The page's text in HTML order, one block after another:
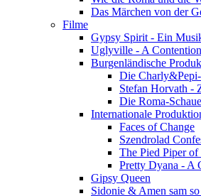
Das Märchen von der
Filme
Gypsy Spirit - Ein
Uglyville - A
Burgenländische
Die
Stefan Horvath -
Die Roma-
Internationale
Faces of Change
Szendrolad
The Pied Piper
Pretty Dyana - A
Gipsy Queen
Sidonie & Amen sam so